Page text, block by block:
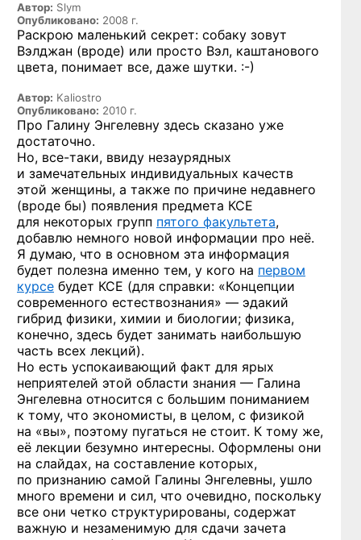
Автор: Slym
Опубликовано: 2008 г.
Раскрою маленький секрет: собаку зовут
Вэлджан (вроде) или просто Вэл, каштанового
цвета, понимает все, даже шутки. :-)
Автор: Kaliostro
Опубликовано: 2010 г.
Про Галину Энгелевну здесь сказано уже
достаточно.
Но, все-таки, ввиду незаурядных
и замечательных индивидуальных качеств
этой женщины, а также по причине недавнего
(вроде бы) появления предмета КСЕ
для некоторых групп пятого факультета,
добавлю немного новой информации про неё.
Я думаю, что в основном эта информация
будет полезна именно тем, у кого на первом
курсе будет КСЕ (для справки: «Концепции
современного естествознания» — эдакий
гибрид физики, химии и биологии; физика,
конечно, здесь будет занимать наибольшую
часть всех лекций).
Но есть успокаивающий факт для ярых
неприятелей этой области знания — Галина
Энгелевна относится с большим пониманием
к тому, что экономисты, в целом, с физикой
на «вы», поэтому пугаться не стоит. К тому же,
её лекции безумно интересны. Оформлены они
на слайдах, на составление которых,
по признанию самой Галины Энгелевны, ушло
много времени и сил, что очевидно, поскольку
все они четко структурированы, содержат
важную и незаменимую для сдачи зачета